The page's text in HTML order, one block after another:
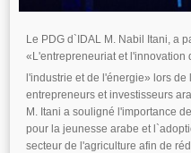
Le PDG d`IDAL M. Nabil Itani, a
«L'entrepreneuriat et l'innovation
l'industrie et de l'énergie» lors de
entrepreneurs et investisseurs
M. Itani a souligné l'importance
pour la jeunesse arabe et
secteur de l'agriculture afin de